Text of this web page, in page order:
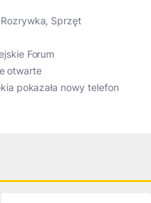
Rozrywka, Sprzęt
Forum
otwarte
pokazała nowy telefon